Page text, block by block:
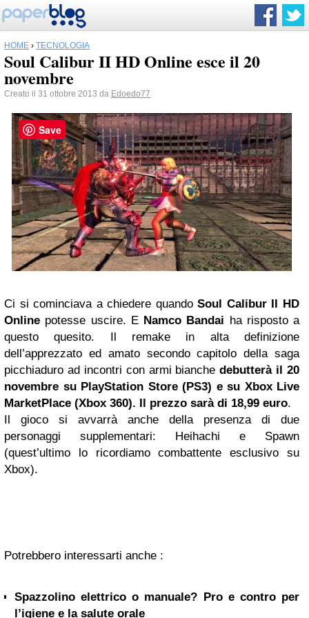
HOME › TECNOLOGIA
Soul Calibur II HD Online esce il 20
novembre
Creato il 31 ottobre 2013 da Edoedo77
Ci si cominciava a chiedere quandoSoul Calibur II HD
Online potesse uscire. E Namco Bandai ha risposto a
questo quesito. Il remake in alta definizione
dell’apprezzato ed amato secondo capitolo della saga
picchiaduro ad incontri con armi bianche debutterà il 20
novembre su PlayStation Store (PS3) e su Xbox Live
MarketPlace (Xbox 360). Il prezzo sarà di 18,99 euro.
Il gioco si avvarrà anche della presenza di due
personaggi supplementari: Heihachi e Spawn
(quest’ultimo lo ricordiamo combattente esclusivo su
Xbox).
Potrebbero interessarti anche :
Spazzolino elettrico o manuale? Pro e contro per
l’igiene e la salute orale
Save